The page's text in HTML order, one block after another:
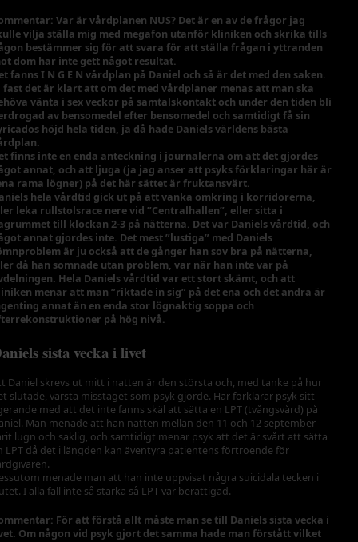
Var är vårdplanen NUS? Det är en av de frågor jag
vilja ställa mig med megafon utanför kliniken och skrika tills
bestämmer sig för att svara för att ställa frågan i yttranden
dom har inte gett något resultat.
fanns I N G E N vårdplan på Daniel och så är det med den saken.
fast det är klart att om det med vårdplaner menas att man ska
vänta i sex veckor på samtalskontakt och under den tiden bli
av bensomedel efter bensomedel och samtidigt få sin
höjd hela tiden, ja då hade Daniels världens bästa
finns inte en enda anteckning i journalerna om att det gjordes
annat, och att ljuga (ja jag anser att psyks förklaringar här är
rama lögner) på det här sättet är fruktansvärt.
hela vårdtid gick ut på att vanka omkring i korridorerna,
leka rullstolsrace nere vid ”Centralhallen”, eller sitta i
till klockan 2-3 på nätterna. Det var Daniels vårdtid, och
annat gjordes inte. Det mest ”lustiga” med Daniels
är ju också att de gånger han sov bra på nätterna,
då han somnade utan problem, var när han inte var på
Hela Daniels vårdtid var ett stort skämt, och att
menar att man ”riktade in sig” på det ena och det andra är
annat än en enda stor lögnaktig soppa och
på hög nivå.
sista vecka i livet
Daniel skrevs ut mitt i natten är den största och, med tanke på hur
slutade, värsta misstaget som psyk gjorde. Här förklarar psyk sitt
med att det inte fanns skäl att sätta en LPT (tvångsvård) på
Man menade att han natten mellan den 11 och 12 september
lugn och saklig, och samtidigt menar psyk att det är svårt att sätta
LPT då det i längden kan äventyra patientens förtroende för
menade man att han inte uppvisat några suicidala tecken i
I alla fall inte så starka så LPT var berättigad.
För att förstå allt måste man se till Daniels sista vecka i
Om någon vid psyk gjort det samma hade man förstått vilket